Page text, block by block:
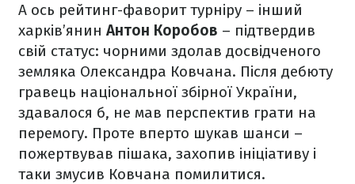
А ось рейтинг-фаворит турніру – інший
харків’янин Антон Коробов – підтвердив
свій статус: чорними здолав досвідченого
земляка Олександра Ковчана. Після дебюту
гравець національної збірної України,
здавалося б, не мав перспектив грати на
перемогу. Проте вперто шукав шанси –
пожертвував пішака, захопив ініціативу і
таки змусив Ковчана помилитися.